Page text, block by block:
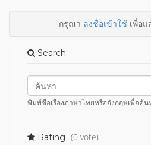
กรุณา ลงชื่อเข้าใช้เพื่อแ
Search
พิมพ์ชื่อเรื่องภาษาไทยหรืออังกฤษเพื่อค้น
Rating (0 vote)